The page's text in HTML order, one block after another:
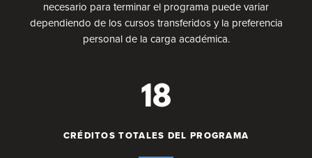
necesario para terminar el programa puede variar
dependiendo de los cursos transferidos y la preferencia
personal de la carga académica.
18
CRÉDITOS TOTALES DEL PROGRAMA